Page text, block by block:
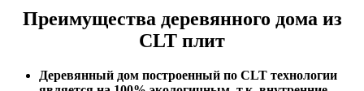
Преимущества деревянного дома из
CLT плит
Деревянный дом построенный по CLT технологии